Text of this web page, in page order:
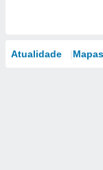
Atualidade